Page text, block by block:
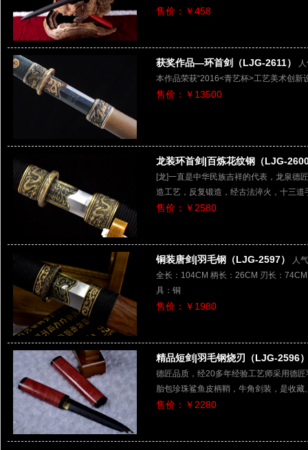
售价：￥458
获奖作品—环首剑（LJG-2611）
本作品荣获“2016<青艺杯>工艺美术创新
售价：￥13500
龙装环首剑|百炼花纹钢（LJG-
[龙]一直是中华民族吉祥的代表，龙泉德
造工艺，反复锻造，经古法淬火，十三
售价：￥2580
铜装唐剑|羽毛钢（LJG-2597）
人
全长：104CM 柄长：26CM 刃长：
具：铜
售价：￥1980
精品短剑|羽毛钢烧刃（LJG-2596
德匠品质，经20多年经验工艺师采用德
胎包珍珠鲨鱼皮柄鞘，牛角剑装，是收藏
售价：￥2280